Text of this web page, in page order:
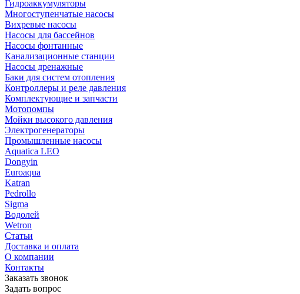
Гидроаккумуляторы
Многоступенчатые насосы
Вихревые насосы
Насосы для бассейнов
Насосы фонтанные
Канализационные станции
Насосы дренажные
Баки для систем отопления
Контроллеры и реле давления
Комплектующие и запчасти
Мотопомпы
Мойки высокого давления
Электрогенераторы
Промышленные насосы
Aquatica LEO
Dongyin
Euroaqua
Katran
Pedrollo
Sigma
Водолей
Wetron
Статьи
Доставка и оплата
О компании
Контакты
Заказать звонок
Задать вопрос